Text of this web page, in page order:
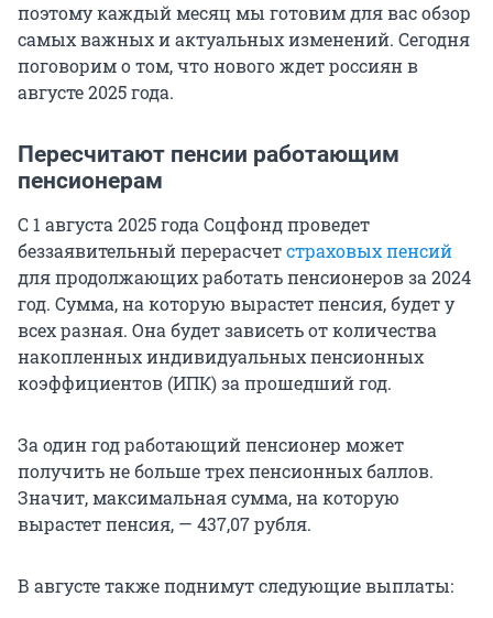
поэтому каждый месяц мы готовим для вас обзор
самых важных и актуальных изменений. Сегодня
поговорим о том, что нового ждет россиян в
августе 2025 года.
Пересчитают пенсии работающим
пенсионерам
С 1 августа 2025 года Соцфонд проведет
беззаявительный перерасчетстраховых пенсий
для продолжающих работать пенсионеров за 2024
год. Сумма, на которую вырастет пенсия, будет у
всех разная. Она будет зависеть от количества
накопленных индивидуальных пенсионных
коэффициентов (ИПК) за прошедший год.
За один год работающий пенсионер может
получить не больше трех пенсионных баллов.
Значит, максимальная сумма, на которую
вырастет пенсия, — 437,07 рубля.
В августе также поднимут следующие выплаты: